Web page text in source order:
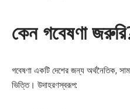
কেন গবেষণা
গবেষণা একটি দেশের জন্য অর্থনৈতিক,
ভিত্তি। উদাহরণস্বরূপ: